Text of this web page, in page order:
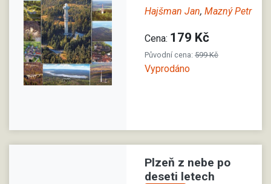
Hajšman Jan, Mazný Petr
Cena: 179 Kč
Původní cena: 599 Kč
Vyprodáno
Plzeň z nebe po
deseti letech